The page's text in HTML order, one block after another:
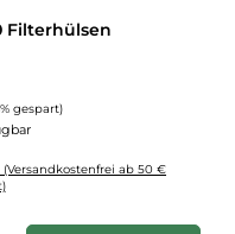
Filterhülsen
gespart)
(Versandkostenfrei ab 50 €